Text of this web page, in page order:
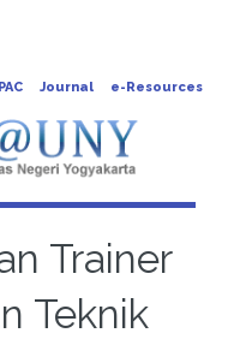
Journal e-Resources
Trainer
Teknik